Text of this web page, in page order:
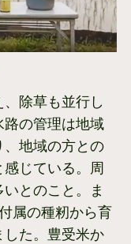
除草も並行し
路の管理は地域
地域の方との
じている。周
とのこと。ま
属の種籾から育
した。豊受米か